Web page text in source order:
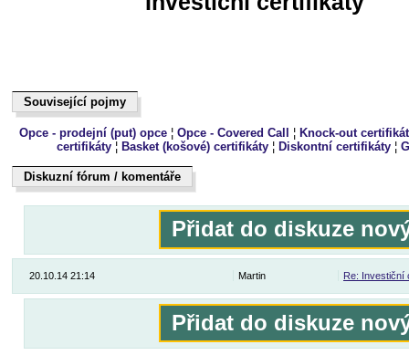
Související pojmy
Související pojmy
Opce - prodejní (put) opce¦ Opce - Covered Call ¦ Knock-out
certifikáty ¦ Basket (košové) certifikáty ¦ Diskontní certifikáty ¦
Diskuzní fórum / komentáře
Dukiszín fmóur / kteoeřnám
Přidat do diskuze
20.10.14 21:14 Martin Re: Investiční
Přidat do diskuze